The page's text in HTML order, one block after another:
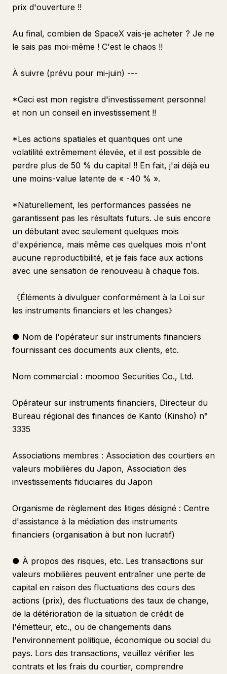
prix d'ouverture !!
Au final, combien de SpaceX vais-je acheter ? Je ne
le sais pas moi-même ! C'est le chaos !!
À suivre (prévu pour mi-juin) ---
*Ceci est mon registre d'investissement personnel
et non un conseil en investissement !!
*Les actions spatiales et quantiques ont une
volatilité extrêmement élevée, et il est possible de
perdre plus de 50 % du capital !! En fait, j'ai déjà eu
une moins-value latente de « -40 % ».
*Naturellement, les performances passées ne
garantissent pas les résultats futurs. Je suis encore
un débutant avec seulement quelques mois
d'expérience, mais même ces quelques mois n'ont
aucune reproductibilité, et je fais face aux actions
avec une sensation de renouveau à chaque fois.
《Éléments à divulguer conformément à la Loi sur
les instruments financiers et les changes》
● Nom de l'opérateur sur instruments financiers
fournissant ces documents aux clients, etc.
Nom commercial : moomoo Securities Co., Ltd.
Opérateur sur instruments financiers, Directeur du
Bureau régional des finances de Kanto (Kinsho) n°
3335
Associations membres : Association des courtiers en
valeurs mobilières du Japon, Association des
investissements fiduciaires du Japon
Organisme de règlement des litiges désigné : Centre
d'assistance à la médiation des instruments
financiers (organisation à but non lucratif)
● À propos des risques, etc. Les transactions sur
valeurs mobilières peuvent entraîner une perte de
capital en raison des fluctuations des cours des
actions (prix), des fluctuations des taux de change,
de la détérioration de la situation de crédit de
l'émetteur, etc., ou de changements dans
l'environnement politique, économique ou social du
pays. Lors des transactions, veuillez vérifier les
contrats et les frais du courtier, comprendre